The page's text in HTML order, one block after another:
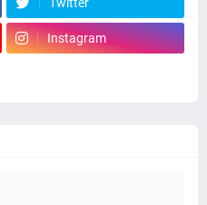
Instagram